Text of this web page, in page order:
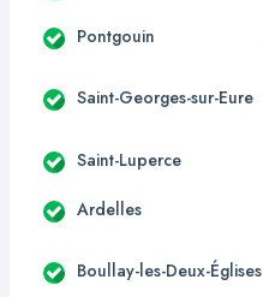
Pontgouin
Saint-Georges-sur-Eure
Saint-Luperce
Ardelles
Boullay-les-Deux-Églises